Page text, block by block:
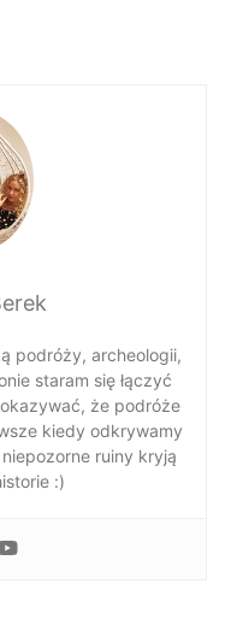
podróży, archeologii,
staram się łączyć
że podróże
kiedy odkrywamy
ruiny kryją
:)